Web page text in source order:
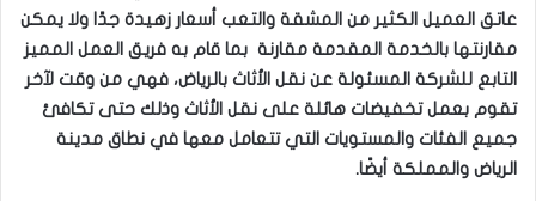
عاتق العميل الكثير من المشقة والتعب أسعار زهيدة جدًا ولا يمكن
مقارنتها بالخدمة المقدمة مقارنة بما قام به فريق العمل المميز
التابع للشركة المسئولة عن نقل الأثاث بالرياض، فهي من وقت لآخر
تقوم بعمل تخفيضات هائلة على نقل الأثاث وذلك حتى تكافئ
جميع الفئات والمستويات التي تتعامل معها في نطاق مدينة
الرياض والمملكة أيضًا.